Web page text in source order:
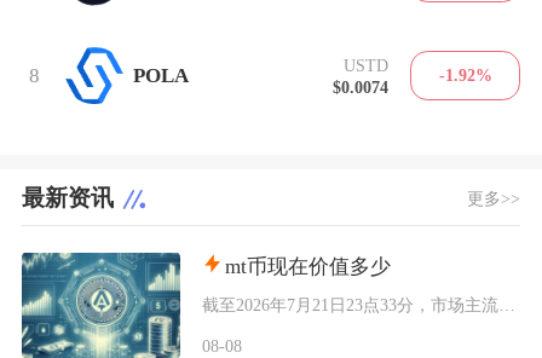
8 POLA
USTD
$0.0074
-1.92%
最新资讯 更多>>
mt币现在价值多少
08-08